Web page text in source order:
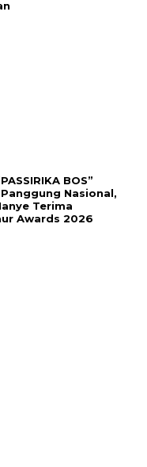
BOS”
Nasional,
Terima
Awards 2026